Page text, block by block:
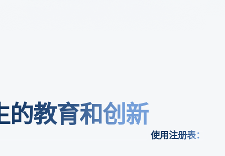
的教育和创新
使用注册表：